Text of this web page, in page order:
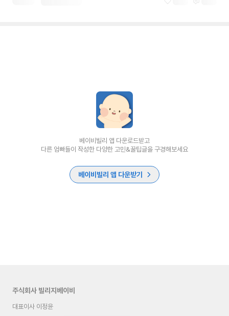
베이비빌리 앱 다운로드받고
다른 엄빠들이 작성한 다양한 고민&꿀팁글을 구경해보세요
베이비빌리 앱 다운받기
주식회사 빌리지베이비
대표이사 이정윤